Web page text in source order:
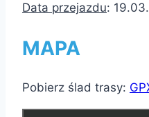
Data przejazdu:
MAPA
Pobierz ślad trasy: